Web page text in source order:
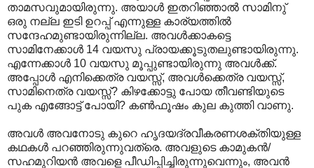
താമസവുമായിരുന്നു. അയാള്‍ ഇതറിഞ്ഞാല്‍ സാമിനു്
ഒരു നല്ല ഇടി ഉറപ്പ് എന്നുള്ള കാര്യത്തില്‍
സന്ദേഹമുണ്ടായിരുന്നില്ല. അവള്‍ക്കാകട്ടെ
സാമിനേക്കാള്‍ 14 വയസു പ്രായക്കൂടുതലുണ്ടായിരുന്നു.
എന്നേക്കാള്‍ 10 വയസു മൂപ്പുണ്ടായിരുന്നു അവള്‍ക്ക്.
അപ്പോള്‍ എനിക്കെത്ര വയസ്സ്, അവള്‍‌ക്കെത്ര വയസ്സ്,
സാമിനെത്ര വയസ്സ്? കിഴക്കോട്ടു പോയ തീവണ്ടിയുടെ
പുക എങ്ങോട്ട് പോയി? കണ്‍ഫൂഷം കുല കുത്തി വാണു.
അവള്‍ അവനോടു കുറെ ഹൃദയദ്രവീകരണശക്തിയുള്ള
കഥകള്‍ പറഞ്ഞിരുന്നുവത്രെ. അവളുടെ കാമുകന്‍/
സഹമുറിയന്‍ അവളെ പീഡിപ്പിച്ചിരുന്നുവെന്നും, അവന്‍